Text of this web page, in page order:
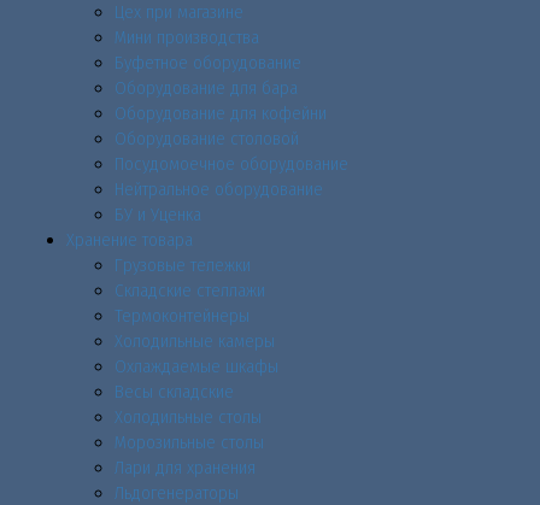
Цех при магазине
Мини производства
Буфетное оборудование
Оборудование для бара
Оборудование для кофейни
Оборудование столовой
Посудомоечное оборудование
Нейтральное оборудование
БУ и Уценка
Хранение товара
Грузовые тележки
Складские стеллажи
Термоконтейнеры
Холодильные камеры
Охлаждаемые шкафы
Весы складские
Холодильные столы
Морозильные столы
Лари для хранения
Льдогенераторы